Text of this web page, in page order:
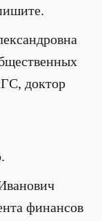
доктор
финансов